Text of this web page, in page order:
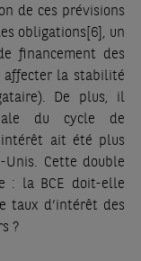
de ces prévisions
obligations[6], un
financement des
affecter la stabilité
De plus, il
du cycle de
ait été plus
Unis. Cette double
: la BCE doit-elle
taux d’intérêt des
?